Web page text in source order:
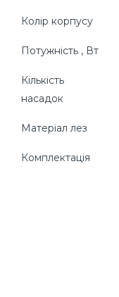
Колір корпусу
Потужність , Вт
Кількість
насадок
Матеріал лез
Комплектація